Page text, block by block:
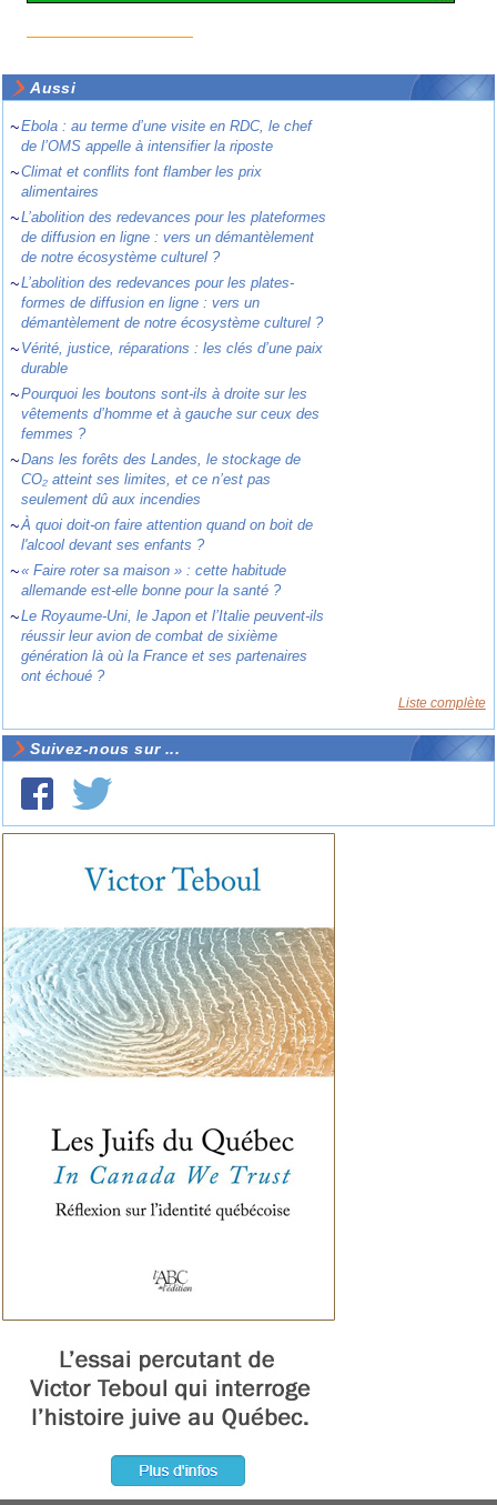
Aussi
~Ebola : au terme d’une visite en RDC, le chef
de l’OMS appelle à intensifier la riposte
~Climat et conflits font flamber les prix
alimentaires
~L’abolition des redevances pour les plateformes
de diffusion en ligne : vers un démantèlement
de notre écosystème culturel ?
~L’abolition des redevances pour les plates-
formes de diffusion en ligne : vers un
démantèlement de notre écosystème culturel ?
~ Vérité, justice, réparations : les clés d’une paix
durable
~Pourquoi les boutons sont-ils à droite sur les
vêtements d’homme et à gauche sur ceux des
femmes ?
~Dans les forêts des Landes, le stockage de
CO₂ atteint ses limites, et ce n’est pas
seulement dû aux incendies
~À quoi doit-on faire attention quand on boit de
l'alcool devant ses enfants ?
~« Faire roter sa maison » : cette habitude
allemande est-elle bonne pour la santé ?
~Le Royaume-Uni, le Japon et l’Italie peuvent-ils
réussir leur avion de combat de sixième
génération là où la France et ses partenaires
ont échoué ?
Liste complète
Suivez-nous sur ...